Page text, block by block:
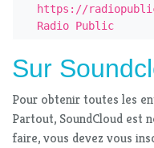
https://
Radio Public
Sur
Pour obtenir toutes les
Partout, SoundCloud est
faire, vous devez vous